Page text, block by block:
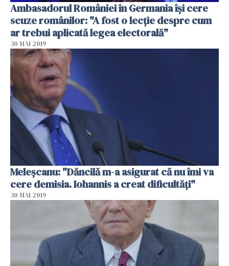
Ambasadorul României în Germania îşi cere
scuze românilor: "A fost o lecţie despre cum
ar trebui aplicată legea electorală"
30 MAI 2019
Meleşcanu: "Dăncilă m-a asigurat că nu îmi va
cere demisia. Iohannis a creat dificultăţi"
30 MAI 2019